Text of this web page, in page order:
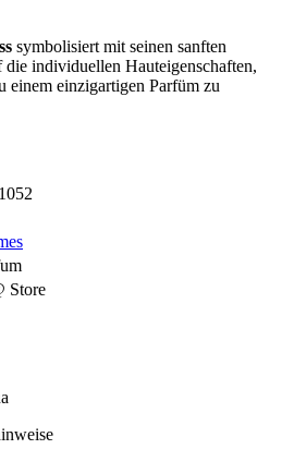
symbolisiert mit seinen sanften
individuellen Hauteigenschaften,
einem einzigartigen Parfüm zu
Store